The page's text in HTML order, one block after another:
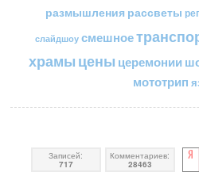
размышления рассветы
слайдшоу смешное
храмы цены церемонии
мототрип
Записей:
717
Комментариев:
28463